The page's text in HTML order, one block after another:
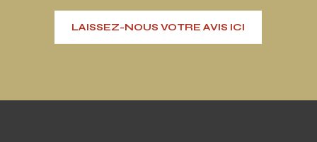
LAISSEZ-NOUS VOTRE AVIS ICI